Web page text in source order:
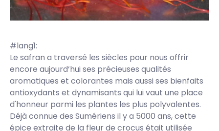
#lang1:
Le safran a traversé les siècles pour nous offrir
encore aujourd’hui ses précieuses qualités
aromatiques et colorantes mais aussi ses bienfaits
antioxydants et dynamisants qui lui vaut une place
d'honneur parmi les plantes les plus polyvalentes.
Déjà connue des Sumériens il y a 5000 ans, cette
épice extraite de la fleur de crocus était utilisée